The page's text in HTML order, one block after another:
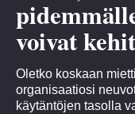
voivat
Oletko koskaan
organisaatiosi
käytäntöjen tasolla